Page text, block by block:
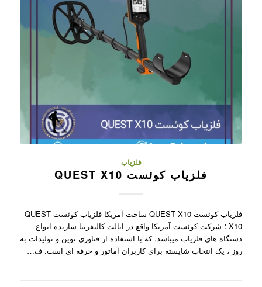
فلزیاب
فلزیاب کوئست QUEST X10
فلزیاب کوئست QUEST X10 ساخت آمریکا فلزیاب کوئست QUEST
X10 ؛ شرکت کوئست آمریکا واقع در ایالت کالیفرنیا سازنده انواع
دستگاه های فلزیاب میباشد. که با استفاده از فناوری نوین و تولیدات به
روز ، یک انتخاب شایسته برای کاربران آماتور و حرفه ای است. ف…